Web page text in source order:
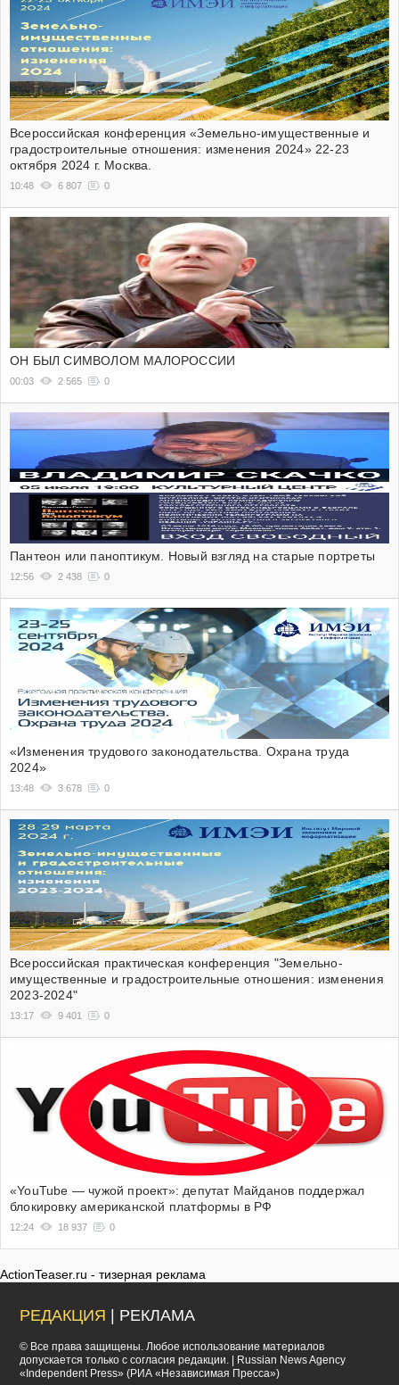
Всероссийская конференция «Земельно-имущественные и
градостроительные отношения: изменения 2024» 22-23
октября 2024 г. Москва.
10:48 6 807 0
ОН БЫЛ СИМВОЛОМ МАЛОРОССИИ
00:03 2 565 0
Пантеон или паноптикум. Новый взгляд на старые портреты
12:56 2 438 0
«Изменения трудового законодательства. Охрана труда
2024»
13:48 3 678 0
Всероссийская практическая конференция "Земельно-
имущественные и градостроительные отношения: изменения
2023-2024"
13:17 9 401 0
«YouTube — чужой проект»: депутат Майданов поддержал
блокировку американской платформы в РФ
12:24 18 937 0
ActionTeaser.ru - тизерная реклама
РЕДАКЦИЯ | РЕКЛАМА
© Все права защищены. Любое использование материалов
допускается только с согласия редакции. | Russian News Agency
«Independent Press» (РИА «Независимая Пресса»)